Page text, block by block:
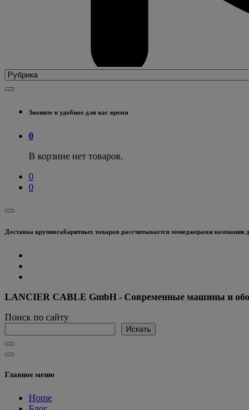
Звоните в удобное для вас время
0
В корзине нет товаров.
0
0
Доставка крупногабаритных товаров рассчитывается менеджерами компании
LANCIER CABLE GmbH - Современные машины и
Поиск по сайту
Искать
Главное меню
Home